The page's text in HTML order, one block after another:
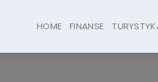
HOME FINANSE